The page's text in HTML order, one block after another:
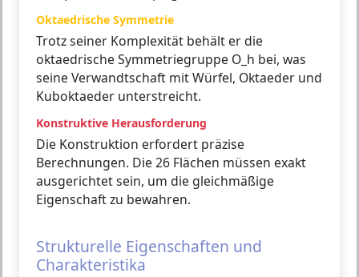
Oktaedrische Symmetrie
Trotz seiner Komplexität behält er die
oktaedrische Symmetriegruppe O_h bei, was
seine Verwandtschaft mit Würfel, Oktaeder und
Kuboktaeder unterstreicht.
Konstruktive Herausforderung
Die Konstruktion erfordert präzise
Berechnungen. Die 26 Flächen müssen exakt
ausgerichtet sein, um die gleichmäßige
Eigenschaft zu bewahren.
Strukturelle Eigenschaften und
Charakteristika